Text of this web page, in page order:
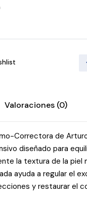
Valoraciones (0)
Correctora de
diseñado para
la textura de la piel
ayuda a regular el
y restaurar el